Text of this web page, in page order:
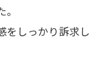
をしっかり訴求